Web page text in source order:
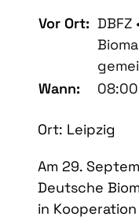
Vor Ort: DBFZ
Wann:
Ort: Leipzig
Am 29.
Deutsche
in